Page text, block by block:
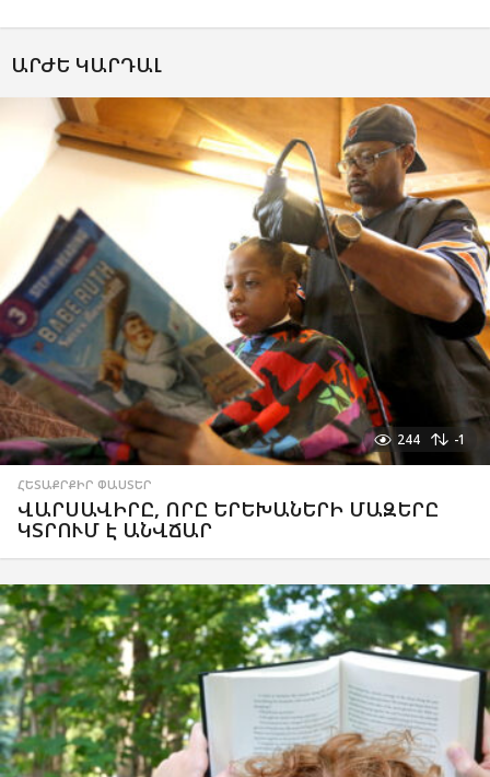
ԱՐԺԵ ԿԱՐԴԱԼ
244 -1
ՀԵՏԱՔՐՔԻՐ ՓԱՍՏԵՐ
ՎԱՐՍԱՎԻՐԸ, ՈՐԸ ԵՐԵԽԱՆԵՐԻ ՄԱԶԵՐԸ
ԿՏՐՈՒՄ Է ԱՆՎՃԱՐ